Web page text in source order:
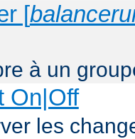
[
à un
On|Off
les